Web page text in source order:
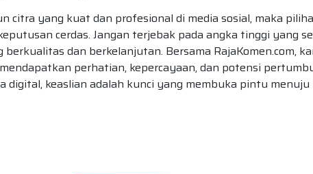
citra yang kuat dan profesional di media sosial, maka
cerdas. Jangan terjebak pada angka tinggi yang
dan berkelanjutan. Bersama RajaKomen.com,
perhatian, kepercayaan, dan potensi
digital, keaslian adalah kunci yang membuka pintu menuju